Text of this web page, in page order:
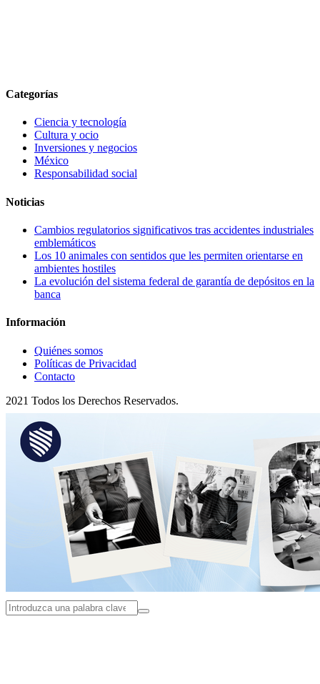
Categorías
Ciencia y tecnología
Cultura y ocio
Inversiones y negocios
México
Responsabilidad social
Noticias
Cambios regulatorios significativos tras accidentes industriales
emblemáticos
Los 10 animales con sentidos que les permiten orientarse en
ambientes hostiles
La evolución del sistema federal de garantía de depósitos en la
banca
Información
Quiénes somos
Políticas de Privacidad
Contacto
2021 Todos los Derechos Reservados.